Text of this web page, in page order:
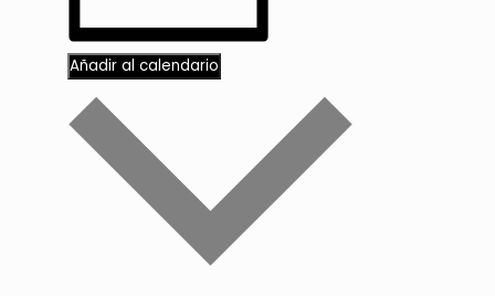
Añadir al calendario